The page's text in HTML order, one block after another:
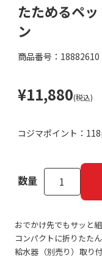
たためるペ
ン
商品番号：18882610
¥11,880(税込)
コジマポイント：
数量
おでかけ先でもサッと
コンパクトに折りたた
給水器（別売り）取り